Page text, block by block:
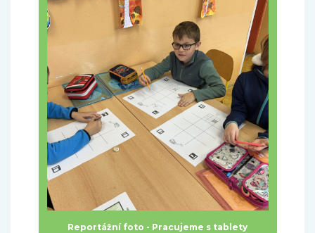
Reportážní foto - Pracujeme s tablety